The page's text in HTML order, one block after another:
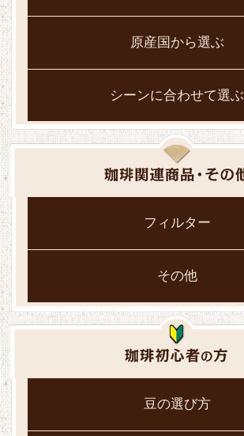
原産国から選ぶ
シーンに合わせて選ぶ
フィルター
その他
豆の選び方